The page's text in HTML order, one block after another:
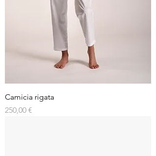
Camicia rigata
Prezzo
250,00 €